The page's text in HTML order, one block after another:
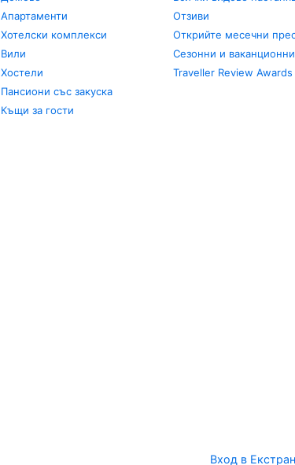
Апартаменти
Хотелски комплекси
Вили
Хостели
Пансиони със закуска
Къщи за гости
Отзиви
Открийте месечни
Сезонни и
Traveller Review Awards
Вход в